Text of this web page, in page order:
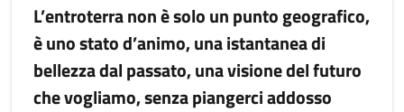
L’entroterra non è solo un punto geografico,
è uno stato d’animo, una istantanea di
bellezza dal passato, una visione del futuro
che vogliamo, senza piangerci addosso